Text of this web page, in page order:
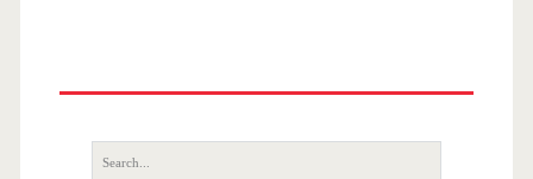
Search